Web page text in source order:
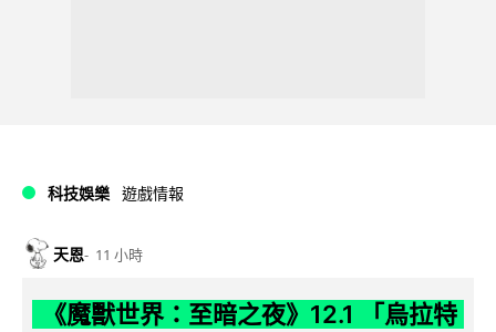
科技娛樂 遊戲情報
天恩 11 小時
《魔獸世界：至暗之夜》12.1 「烏拉特